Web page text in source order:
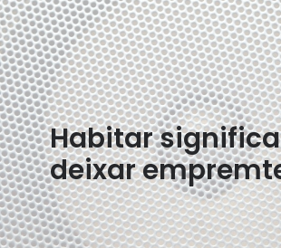
Habitar significa
deixar